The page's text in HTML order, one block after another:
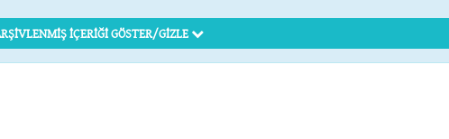
İÇERIĞI GÖSTER/GIZLE